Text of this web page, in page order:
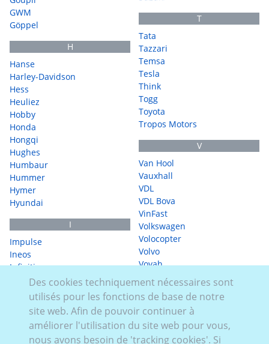
GWM
Göppel
H
Hanse
Harley-Davidson
Hess
Heuliez
Hobby
Honda
Hongqi
Hughes
Humbaur
Hummer
Hymer
Hyundai
I
Impulse
Ineos
Infiniti
Irisbus
Irizar
Iveco
J
T
Tata
Tazzari
Temsa
Tesla
Think
Togg
Toyota
Tropos Motors
V
Van Hool
Vauxhall
VDL
VDL Bova
VinFast
Volkswagen
Volocopter
Volvo
Voyah
W
WDL
WerbeVelo
WEY
WM Meyer
Des cookies techniquement nécessaires sont
utilisés pour les fonctions de base de notre
site web. Afin de pouvoir continuer à
améliorer l'utilisation du site web pour vous,
nous avons besoin de 'tracking cookies'. Si